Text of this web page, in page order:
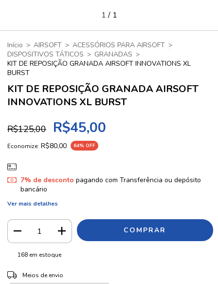
1/ 1
Início > AIRSOFT > ACESSÓRIOS PARA AIRSOFT >
DISPOSITIVOS TÁTICOS > GRANADAS >
KIT DE REPOSIÇÃO GRANADA AIRSOFT INNOVATIONS XL
BURST
KIT DE REPOSIÇÃO GRANADA AIRSOFT
INNOVATIONS XL BURST
R$125,00 R$45,00
Economize: R$80,00 64% OFF
7% de desconto pagando com Transferência ou depósito
bancário
Ver mais detalhes
168 em estoque
Entregas para o CEP:
Meios de envio